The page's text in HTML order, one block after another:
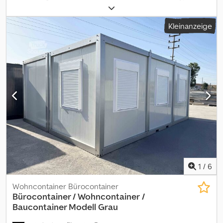
. WNCE0606K00002757 Baujahr: 2022 Ausstattung: Edition A 7.0,
Dieselmotor EU-5, Fahrersitz luftgefedert, Zwillingsbereifung,
Arbeitsscheinwerfer vorn und hinten, Rundumkennleuchte LED,
STVO-Zubehör, Verstellausleger, Löffelstiel kurz (standard),
Planierschild Zusatzausstattung: Radio komplett, Schockpatrone
ZH / AUX I, 3. Steuerkreis/ AUX II, Steuerkreis Greifer/ AUX V,
Vorbereitung Easy Lock/ AUX, Rückfahrkamera, Klimaautomatik,
Vorbereitung Powertilt/ AUX II, Option CE, Überlastwarnung
Advanced Telematik: EquipCare 36M Dcsdpfx Aiji Tkkmsvjk inkl.
Schnellwechlser MS08 mechanisch
Kleinanzeige
1 / 6
Wohncontainer Bürocontainer
Bürocontainer / Wohncontainer/
Baucontainer Modell Grau